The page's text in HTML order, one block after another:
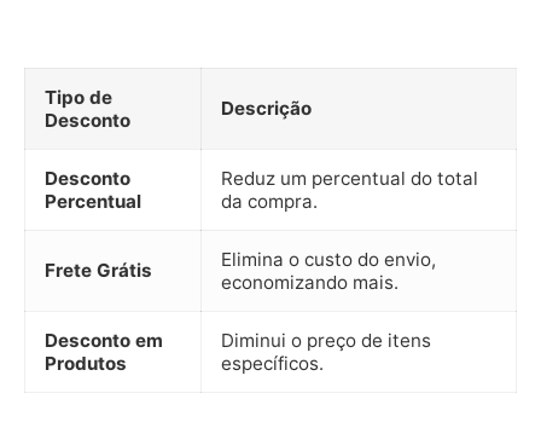
Tipo de
Desconto
Descrição
Desconto
Percentual
Reduz um percentual do total
da compra.
Frete Grátis
Elimina o custo do envio,
economizando mais.
Desconto em
Produtos
Diminui o preço de itens
específicos.